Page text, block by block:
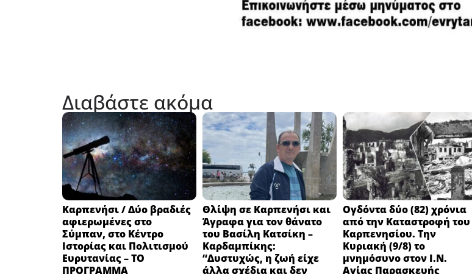
Διαβάστε ακόμα
Καρπενήσι / Δύο βραδιές
αφιερωμένες στο
Σύμπαν, στο Κέντρο
Ιστορίας και Πολιτισμού
Ευρυτανίας – ΤΟ
ΠΡΟΓΡΑΜΜΑ
Θλίψη σε Καρπενήσι και
Άγραφα για τον θάνατο
του Βασίλη Κατσίκη –
Καρδαμπίκης:
“Δυστυχώς, η ζωή είχε
άλλα σχέδια και δεν
Ογδόντα δύο (82) χρόνια
από την Καταστροφή του
Καρπενησίου. Την
Κυριακή (9/8) το
μνημόσυνο στον Ι.Ν.
Αγίας Παρασκευής